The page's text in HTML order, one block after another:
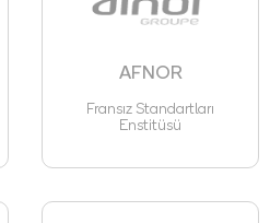
AFNOR
Fransız Standartları
Enstitüsü